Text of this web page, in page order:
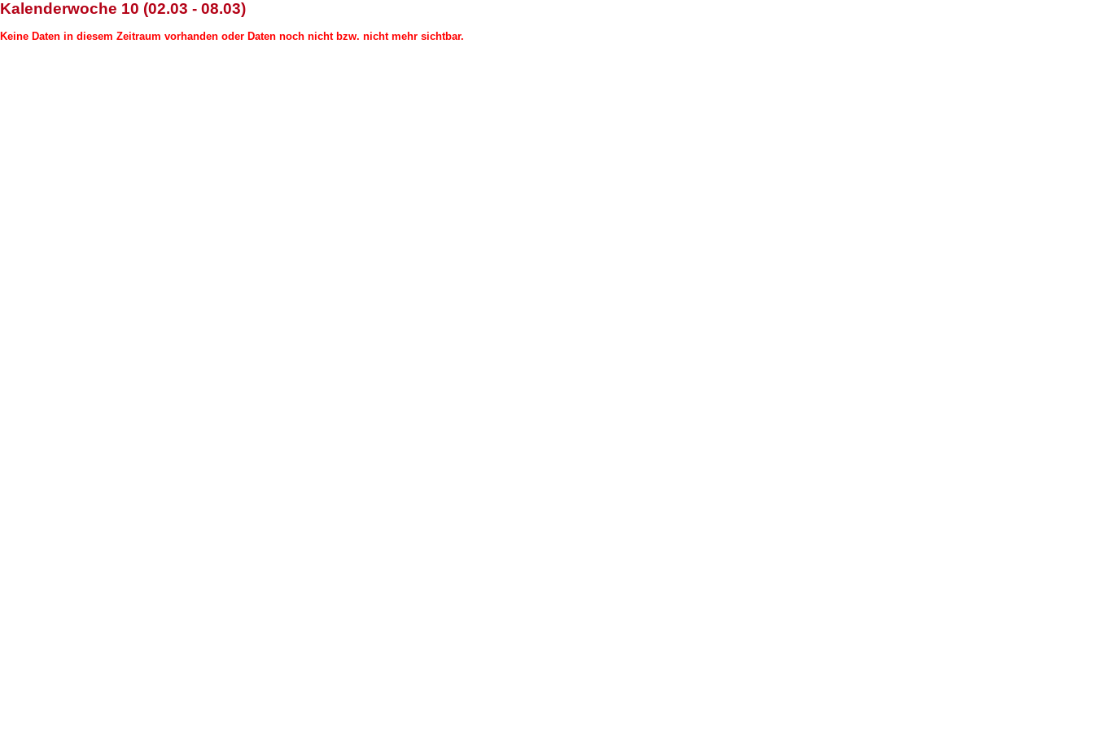
Kalenderwoche 10 (02.03 - 08.03)
Keine Daten in diesem Zeitraum vorhanden oder Daten noch nicht bzw. nicht mehr sichtbar.